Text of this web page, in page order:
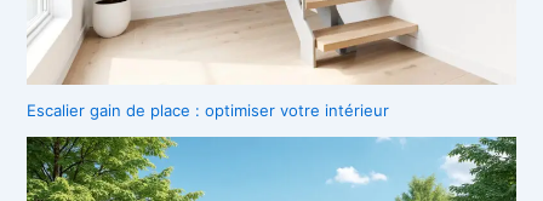
Escalier gain de place : optimiser votre intérieur